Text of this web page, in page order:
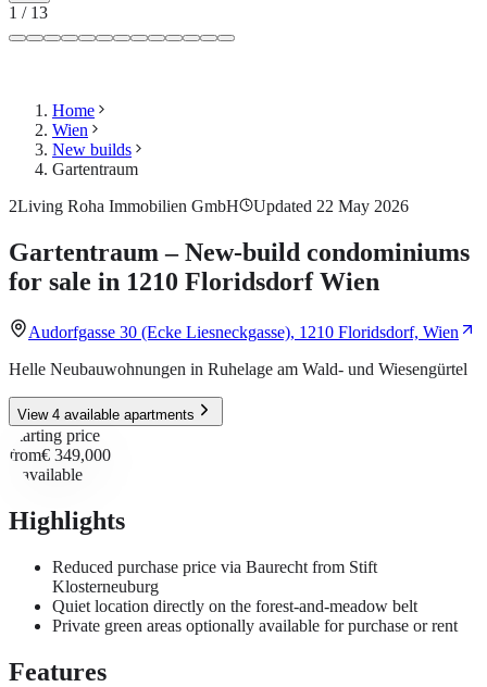
1 / 13
Home
Wien
New builds
Gartentraum
2Living Roha Immobilien GmbH
Updated 22 May 2026
Gartentraum – New-build condominiums
for sale in 1210 Floridsdorf Wien
Audorfgasse 30 (Ecke Liesneckgasse), 1210 Floridsdorf, Wien
Helle Neubauwohnungen in Ruhelage am Wald- und Wiesengürtel
View 4 available apartments
Starting price
from€ 349,000
available
Highlights
Reduced purchase price via Baurecht from Stift
Klosterneuburg
Quiet location directly on the forest-and-meadow belt
Private green areas optionally available for purchase or rent
Features